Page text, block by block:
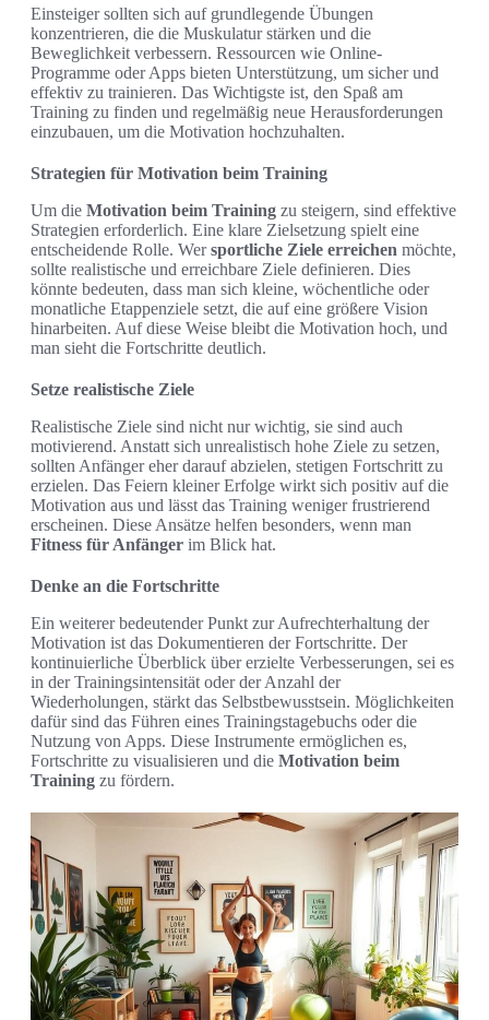
Einsteiger sollten sich auf grundlegende Übungen
konzentrieren, die die Muskulatur stärken und die
Beweglichkeit verbessern. Ressourcen wie Online-
Programme oder Apps bieten Unterstützung, um sicher und
effektiv zu trainieren. Das Wichtigste ist, den Spaß am
Training zu finden und regelmäßig neue Herausforderungen
einzubauen, um die Motivation hochzuhalten.
Strategien für Motivation beim Training
Um die Motivation beim Training zu steigern, sind effektive
Strategien erforderlich. Eine klare Zielsetzung spielt eine
entscheidende Rolle. Wersportliche Ziele erreichen möchte,
sollte realistische und erreichbare Ziele definieren. Dies
könnte bedeuten, dass man sich kleine, wöchentliche oder
monatliche Etappenziele setzt, die auf eine größere Vision
hinarbeiten. Auf diese Weise bleibt die Motivation hoch, und
man sieht die Fortschritte deutlich.
Setze realistische Ziele
Realistische Ziele sind nicht nur wichtig, sie sind auch
motivierend. Anstatt sich unrealistisch hohe Ziele zu setzen,
sollten Anfänger eher darauf abzielen, stetigen Fortschritt zu
erzielen. Das Feiern kleiner Erfolge wirkt sich positiv auf die
Motivation aus und lässt das Training weniger frustrierend
erscheinen. Diese Ansätze helfen besonders, wenn man
Fitness für Anfänger im Blick hat.
Denke an die Fortschritte
Ein weiterer bedeutender Punkt zur Aufrechterhaltung der
Motivation ist das Dokumentieren der Fortschritte. Der
kontinuierliche Überblick über erzielte Verbesserungen, sei es
in der Trainingsintensität oder der Anzahl der
Wiederholungen, stärkt das Selbstbewusstsein. Möglichkeiten
dafür sind das Führen eines Trainingstagebuchs oder die
Nutzung von Apps. Diese Instrumente ermöglichen es,
Fortschritte zu visualisieren und die Motivation beim
Training zu fördern.